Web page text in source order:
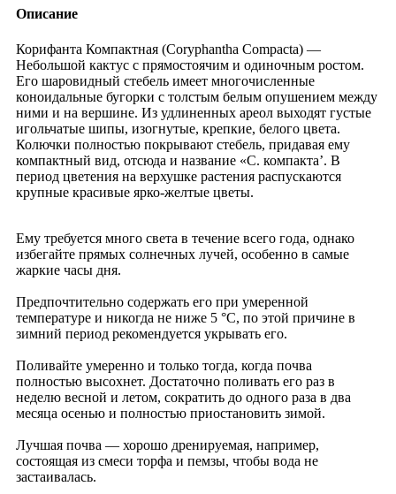
Описание
Корифанта Компактная (Coryphantha Compacta) —
Небольшой кактус с прямостоячим и одиночным ростом.
Его шаровидный стебель имеет многочисленные
коноидальные бугорки с толстым белым опушением между
ними и на вершине. Из удлиненных ареол выходят густые
игольчатые шипы, изогнутые, крепкие, белого цвета.
Колючки полностью покрывают стебель, придавая ему
компактный вид, отсюда и название «C. компакта’. В
период цветения на верхушке растения распускаются
крупные красивые ярко-желтые цветы.
Ему требуется много света в течение всего года, однако
избегайте прямых солнечных лучей, особенно в самые
жаркие часы дня.
Предпочтительно содержать его при умеренной
температуре и никогда не ниже 5 °C, по этой причине в
зимний период рекомендуется укрывать его.
Поливайте умеренно и только тогда, когда почва
полностью высохнет. Достаточно поливать его раз в
неделю весной и летом, сократить до одного раза в два
месяца осенью и полностью приостановить зимой.
Лучшая почва — хорошо дренируемая, например,
состоящая из смеси торфа и пемзы, чтобы вода не
застаивалась.